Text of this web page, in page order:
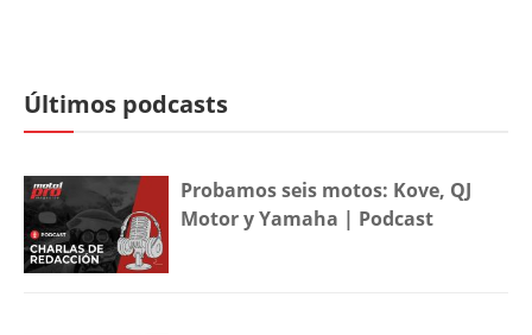
Últimos podcasts
Probamos seis motos: Kove, QJ
Motor y Yamaha | Podcast